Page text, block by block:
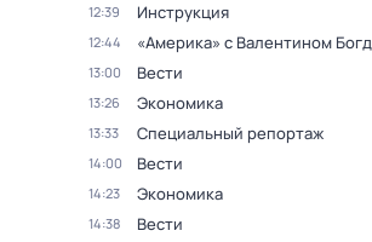
12:39 Инструкция
12:44 «Америка» с Валентином
13:00 Вести
13:26 Экономика
13:33 Специальный репортаж
14:00 Вести
14:23 Экономика
14:38 Вести